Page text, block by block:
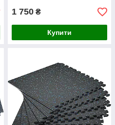
1 750 ₴
Купити